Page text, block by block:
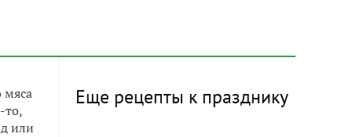
мяса
то,
или
Еще рецепты к празднику